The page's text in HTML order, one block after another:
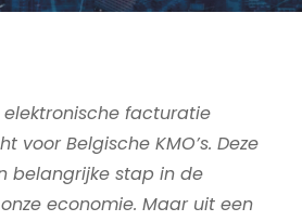
facturatie
voor Belgische KMO’s. Deze
belangrijke stap in de
economie. Maar uit een